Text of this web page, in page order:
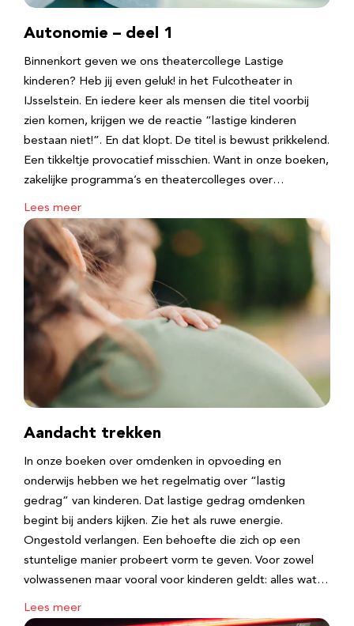
Autonomie – deel 1
Binnenkort geven we ons theatercollege Lastige
kinderen? Heb jij even geluk! in het Fulcotheater in
IJsselstein. En iedere keer als mensen die titel voorbij
zien komen, krijgen we de reactie “lastige kinderen
bestaan niet!”. En dat klopt. De titel is bewust prikkelend.
Een tikkeltje provocatief misschien. Want in onze boeken,
zakelijke programma’s en theatercolleges over…
Lees meer
Aandacht trekken
In onze boeken over omdenken in opvoeding en
onderwijs hebben we het regelmatig over “lastig
gedrag” van kinderen. Dat lastige gedrag omdenken
begint bij anders kijken. Zie het als ruwe energie.
Ongestold verlangen. Een behoefte die zich op een
stuntelige manier probeert vorm te geven. Voor zowel
volwassenen maar vooral voor kinderen geldt: alles wat…
Lees meer